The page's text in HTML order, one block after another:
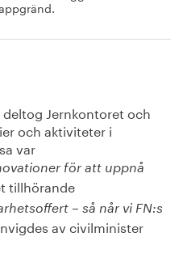
Jernkontoret och
och aktiviteter i
var
för att uppnå
tillhörande
– så når vi FN:s
av civilminister